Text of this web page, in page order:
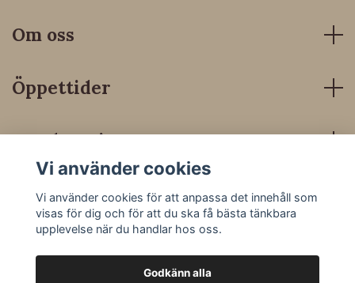
Om oss
Öppettider
Kundservice
Sociala medier
Vi använder cookies
Vi använder cookies för att anpassa det innehåll som
visas för dig och för att du ska få bästa tänkbara
upplevelse när du handlar hos oss.
Godkänn alla